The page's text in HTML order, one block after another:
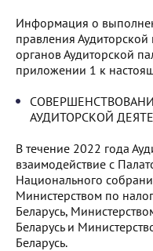
Информация о
правления
органов Аудиторской
приложении 1 к
АУДИТОРСКОЙ
В течение 2022 года
взаимодействие с
Национального
Министерством по
Беларусь,
Беларусь и
Беларусь.